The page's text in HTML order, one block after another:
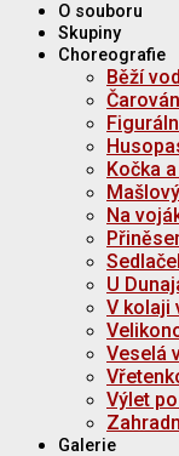
O souboru
Skupiny
Choreografie
Běží
Kočka
Mašlový
Na
U
V kolaji
Veselá
Výlet
Galerie